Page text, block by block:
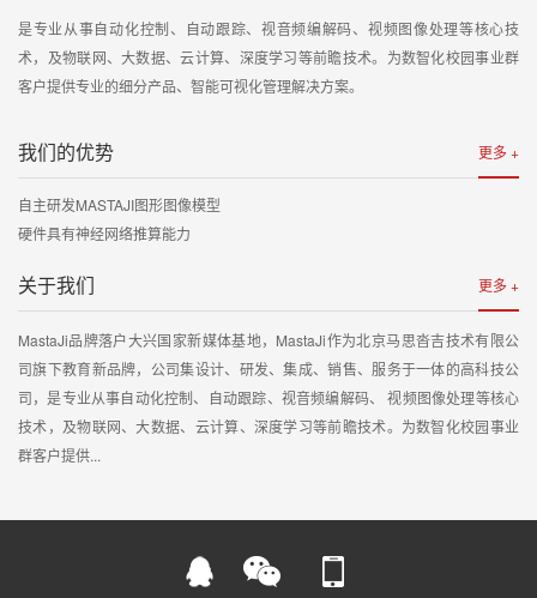
是专业从事自动化控制、自动跟踪、视音频编解码、视频图像处理等核心技
术，及物联网、大数据、云计算、深度学习等前瞻技术。为数智化校园事业群
客户提供专业的细分产品、智能可视化管理解决方案。
更多 +
我们的优势
自主研发MASTAJI图形图像模型
硬件具有神经网络推算能力
更多 +
关于我们
MastaJi品牌落户大兴国家新媒体基地，MastaJi作为北京马思沓吉技术有限公
司旗下教育新品牌，公司集设计、研发、集成、销售、服务于一体的高科技公
司，是专业从事自动化控制、自动跟踪、视音频编解码、 视频图像处理等核心
技术，及物联网、大数据、云计算、深度学习等前瞻技术。为数智化校园事业
群客户提供...